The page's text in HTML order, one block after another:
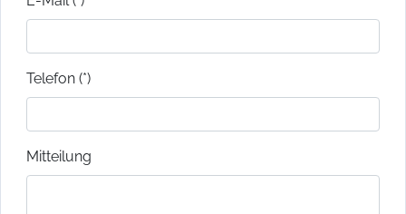
Telefon (*)
Mitteilung